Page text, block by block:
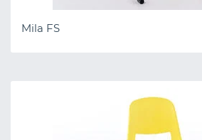
Mila FS